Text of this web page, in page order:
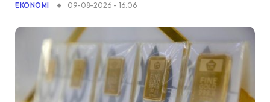
EKONOMI 09-08-2026 - 16.06